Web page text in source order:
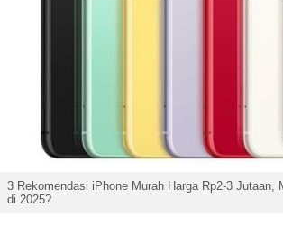
3 Rekomendasi iPhone Murah Harga Rp2-3 Jutaan,
di 2025?